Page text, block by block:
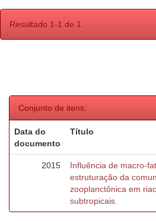
Resultado 1-1 de 1.
Conjunto de itens:
Data do
documento
Título
2015
Influência de macro-
estruturação da
zooplanctônica em
subtropicais.